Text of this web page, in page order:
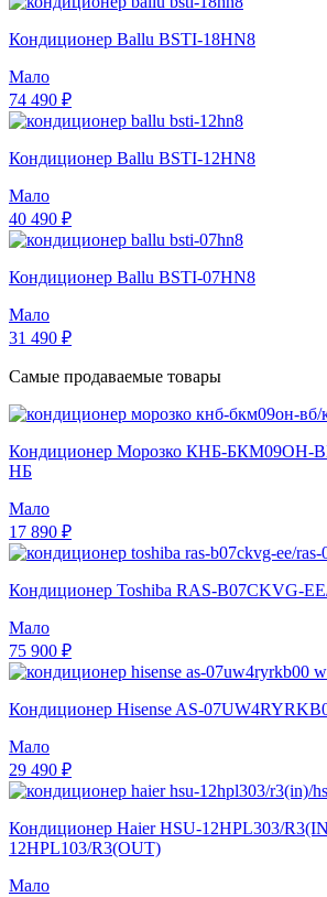
Кондиционер Ballu BSTI-18HN8
Мало
74 490 ₽
Кондиционер Ballu BSTI-12HN8
Мало
40 490 ₽
Кондиционер Ballu BSTI-07HN8
Мало
31 490 ₽
Самые продаваемые товары
Кондиционер Морозко КНБ-
НБ
Мало
17 890 ₽
Кондиционер Toshiba RAS-B07CKVG-
Мало
75 900 ₽
Кондиционер Hisense AS-
Мало
29 490 ₽
Кондиционер Haier HSU-12HPL303/
12HPL103/R3(OUT)
Мало